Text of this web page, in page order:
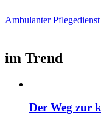
Ambulanter
im Trend
Der Weg zur